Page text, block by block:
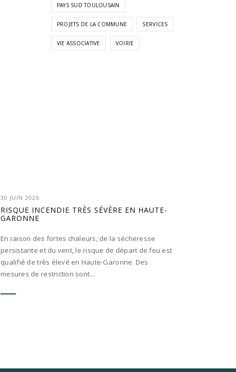
PAYS SUD TOULOUSAIN
PROJETS DE LA COMMUNE SERVICES
VIE ASSOCIATIVE VOIRIE
30 JUIN 2026
RISQUE INCENDIE TRÈS SÉVÈRE EN HAUTE-
GARONNE
En raison des fortes chaleurs, de la sécheresse
persistante et du vent, le risque de départ de feu est
qualifié de très élevé en Haute-Garonne. Des
mesures de restriction sont...